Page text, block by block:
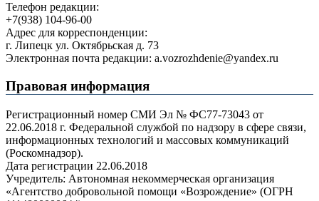
Телефон редакции:
+7(938) 104-96-00
Адрес для корреспонденции:
г. Липецк ул. Октябрьская д. 73
Электронная почта редакции: a.vozrozhdenie@yandex.ru
Правовая информация
Регистрационный номер СМИ Эл № ФС77-73043 от
22.06.2018 г. Федеральной службой по надзору в сфере связи,
информационных технологий и массовых коммуникаций
(Роскомнадзор).
Дата регистрации 22.06.2018
Учредитель: Автономная некоммерческая организация
«Агентство добровольной помощи «Возрождение» (ОГРН